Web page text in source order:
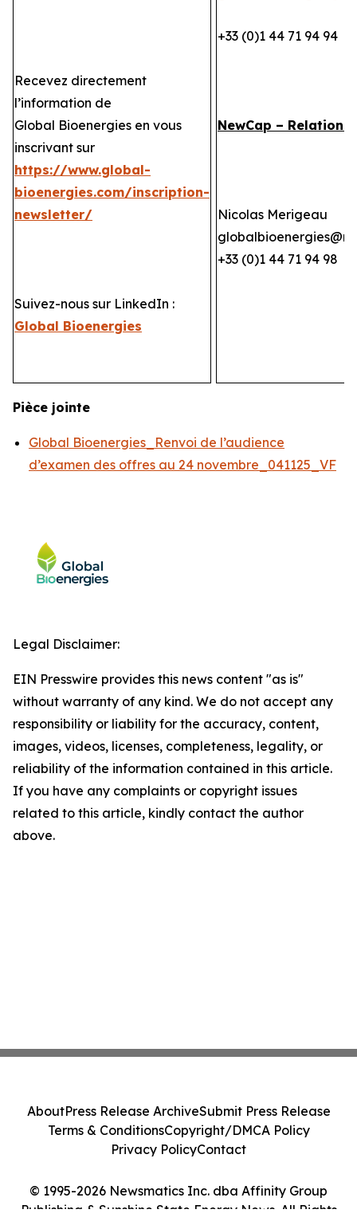
Recevez directement
l’information de
Global Bioenergies en vous
inscrivant sur
https://www.global-
bioenergies.com/inscription-
newsletter/
Suivez-nous sur LinkedIn :
Global Bioenergies
+33 (0)1 44 71 94 94
NewCap – Relations
Nicolas Merigeau
+33 (0)1 44 71 94 98
Pièce jointe
Global Bioenergies_Renvoi de l’audience
d’examen des offres au 24 novembre_041125_VF
Legal Disclaimer:
EIN Presswire provides this news content "as is"
without warranty of any kind. We do not accept any
responsibility or liability for the accuracy, content,
images, videos, licenses, completeness, legality, or
reliability of the information contained in this article.
If you have any complaints or copyright issues
related to this article, kindly contact the author
above.
© 1995-2026 Newsmatics Inc. dba Affinity Group
Publishing & Sunshine State Energy News. All Rights
AboutPress Release ArchiveSubmit Press Release
Terms & ConditionsCopyright/DMCA Policy
Privacy PolicyContact